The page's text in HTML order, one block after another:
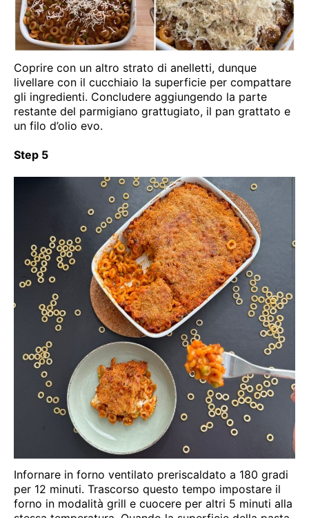
Coprire con un altro strato di anelletti, dunque
livellare con il cucchiaio la superficie per compattare
gli ingredienti. Concludere aggiungendo la parte
restante del parmigiano grattugiato, il pan grattato e
un filo d’olio evo.
Step 5
Infornare in forno ventilato preriscaldato a 180 gradi
per 12 minuti. Trascorso questo tempo impostare il
forno in modalità grill e cuocere per altri 5 minuti alla